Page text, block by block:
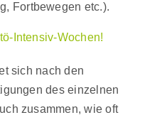
Fortbewegen etc.).
Intensiv-Wochen!
sich nach den
des einzelnen
zusammen, wie oft